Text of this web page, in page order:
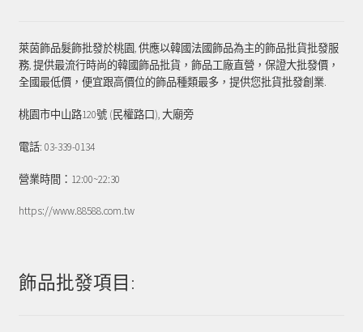
萊茵飾品髮飾批發於桃園, 供應以韓國法國飾品為主的飾品批貨批發服
務, 提供最流行時尚的韓國飾品批貨，飾品工廠直營，保證大批發價，
全國最低價，便宜跟高價位的飾品種類最多，提供您批貨批發創業.
桃園市中山路120號 (民權路口), 大廟旁
電話: 03-339-0134
營業時間：12:00~22:30
https://www.88588.com.tw
飾品批發項目: